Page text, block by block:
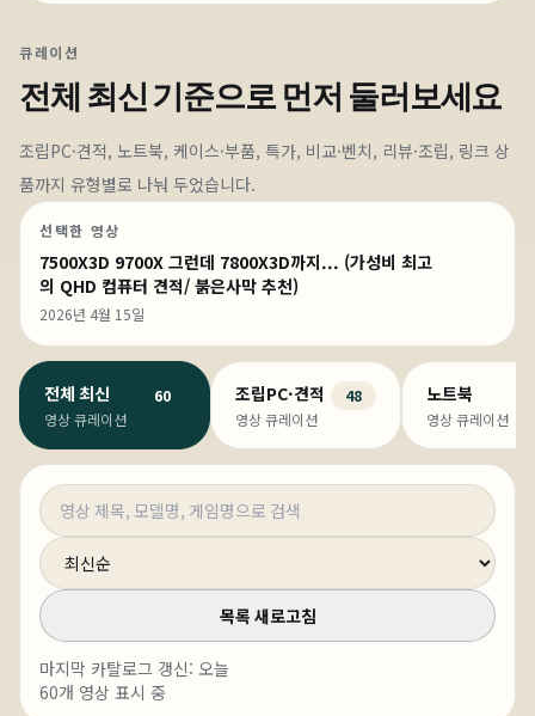
큐레이션
전체 최신기준으로 먼저 둘러보세요
조립PC·견적, 노트북, 케이스·부품, 특가, 비교·벤치, 리뷰·조립, 링크 상
품까지 유형별로 나눠 두었습니다.
선택한 영상
7500X3D 9700X 그런데 7800X3D까지... (가성비 최고
의 QHD 컴퓨터 견적/ 붉은사막 추천)
2026년 4월 15일
전체 최신
영상 큐레이션
60 조립PC·견적
영상 큐레이션
48 노트북
영상 큐레이션
영상 검색
정렬
목록 새로고침
마지막 카탈로그 갱신: 오늘
60개 영상 표시 중